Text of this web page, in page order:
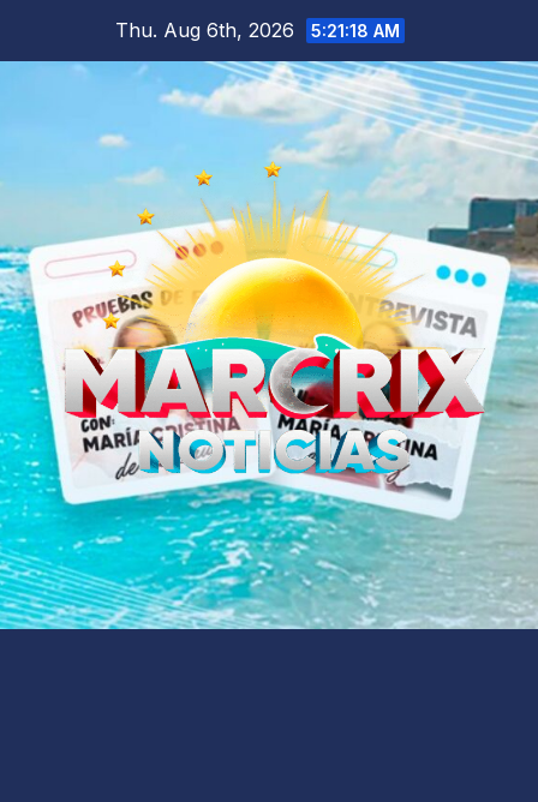
Thu. Aug 6th, 2026 5:21:20 AM